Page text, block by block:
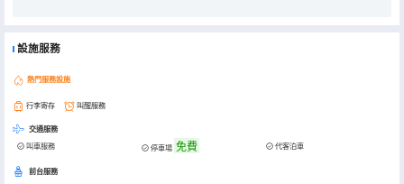
設施服務
熱門服務設施
行李寄存 叫醒服務
交通服務
叫車服務 停車場 免費 代客泊車
前台服務